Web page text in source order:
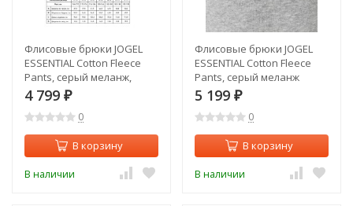
Флисовые брюки JOGEL
ESSENTIAL Cotton Fleece
Pants, серый меланж,
детский (2122164)
4 799 ₽
0
В корзину
В наличии
Флисовые брюки JOGEL
ESSENTIAL Cotton Fleece
Pants, серый меланж
(2122172)
5 199 ₽
0
В корзину
В наличии